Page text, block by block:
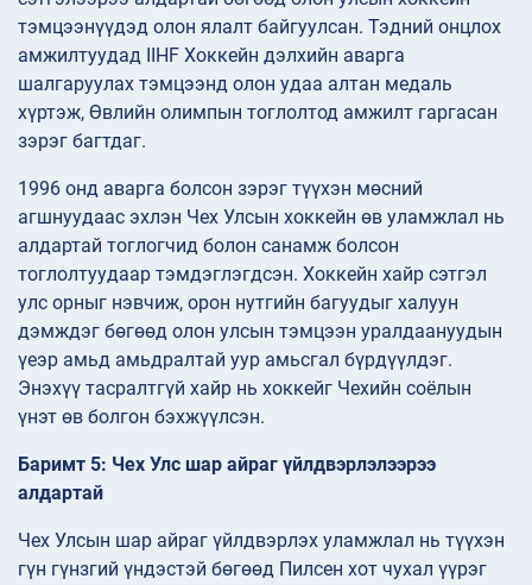
тэмцээнүүдэд олон ялалт байгуулсан. Тэдний онцлох
амжилтуудад IIHF Хоккейн дэлхийн аварга
шалгаруулах тэмцээнд олон удаа алтан медаль
хүртэж, Өвлийн олимпын тоглолтод амжилт гаргасан
зэрэг багтдаг.
1996 онд аварга болсон зэрэг түүхэн мөсний
агшнуудаас эхлэн Чех Улсын хоккейн өв уламжлал нь
алдартай тоглогчид болон санамж болсон
тоглолтуудаар тэмдэглэгдсэн. Хоккейн хайр сэтгэл
улс орныг нэвчиж, орон нутгийн багуудыг халуун
дэмждэг бөгөөд олон улсын тэмцээн уралдаануудын
үеэр амьд амьдралтай уур амьсгал бүрдүүлдэг.
Энэхүү тасралтгүй хайр нь хоккейг Чехийн соёлын
үнэт өв болгон бэхжүүлсэн.
Баримт 5: Чех Улс шар айраг үйлдвэрлэлээрээ
алдартай
Чех Улсын шар айраг үйлдвэрлэх уламжлал нь түүхэн
гүн гүнзгий үндэстэй бөгөөд Пилсен хот чухал үүрэг